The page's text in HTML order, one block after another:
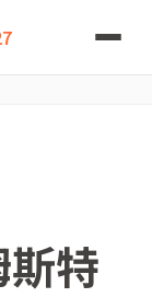
机航司座位舒适
特